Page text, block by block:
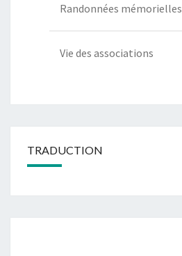
Randonnées mémorielles
Vie des associations
TRADUCTION